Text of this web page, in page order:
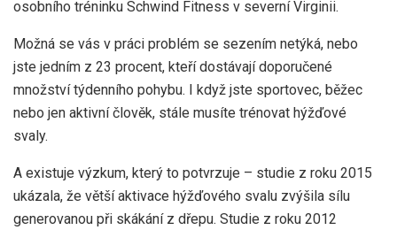
osobního tréninku Schwind Fitness v severní Virginii.
Možná se vás v práci problém se sezením netýká, nebo
jste jedním z 23 procent, kteří dostávají doporučené
množství týdenního pohybu. I když jste sportovec, běžec
nebo jen aktivní člověk, stále musíte trénovat hýžďové
svaly.
A existuje výzkum, který to potvrzuje – studie z roku 2015
ukázala, že větší aktivace hýžďového svalu zvýšila sílu
generovanou při skákání z dřepu. Studie z roku 2012